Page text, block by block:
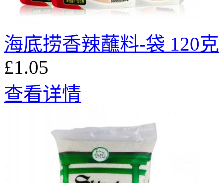
海底捞香辣蘸料-袋 120克
£1.05
查看详情